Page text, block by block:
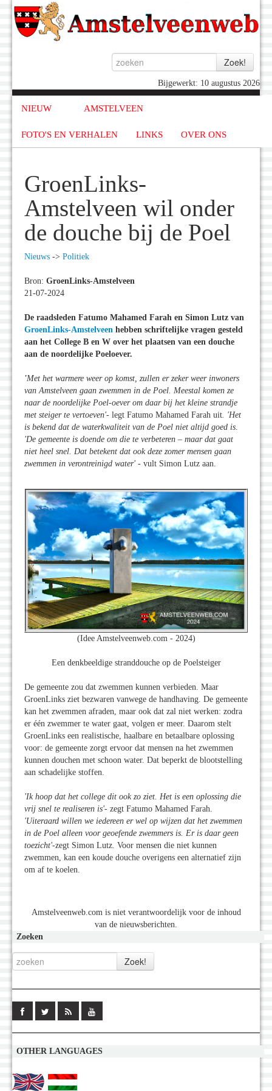
Bijgewerkt: 10 augustus 2026
NIEUW AMSTELVEEN
FOTO'S EN VERHALEN LINKS OVER ONS
GroenLinks-
Amstelveen wil onder
de douche bij de Poel
Nieuws -> Politiek
Bron: GroenLinks-Amstelveen
21-07-2024
De raadsleden Fatumo Mahamed Farah en Simon Lutz van
GroenLinks-Amstelveen hebben schriftelijke vragen gesteld
aan het College B en W over het plaatsen van een douche
aan de noordelijke Poeloever.
'Met het warmere weer op komst, zullen er zeker weer inwoners
van Amstelveen gaan zwemmen in de Poel. Meestal komen ze
naar de noordelijke Poel-oever om daar bij het kleine strandje
met steiger te vertoeven'- legt Fatumo Mahamed Farah uit. 'Het
is bekend dat de waterkwaliteit van de Poel niet altijd goed is.
'De gemeente is doende om die te verbeteren – maar dat gaat
niet heel snel. Dat betekent dat ook deze zomer mensen gaan
zwemmen in verontreinigd water' - vult Simon Lutz aan.
(Idee Amstelveenweb.com - 2024)
Een denkbeeldige stranddouche op de Poelsteiger
De gemeente zou dat zwemmen kunnen verbieden. Maar
GroenLinks ziet bezwaren vanwege de handhaving. De gemeente
kan het zwemmen afraden, maar ook dat zal niet werken: zodra
er één zwemmer te water gaat, volgen er meer. Daarom stelt
GroenLinks een realistische, haalbare en betaalbare oplossing
voor: de gemeente zorgt ervoor dat mensen na het zwemmen
kunnen douchen met schoon water. Dat beperkt de blootstelling
aan schadelijke stoffen.
'Ik hoop dat het college dit ook zo ziet. Het is een oplossing die
vrij snel te realiseren is'- zegt Fatumo Mahamed Farah.
'Uiteraard willen we iedereen er wel op wijzen dat het zwemmen
in de Poel alleen voor geoefende zwemmers is. Er is daar geen
toezicht'-zegt Simon Lutz. Voor mensen die niet kunnen
zwemmen, kan een koude douche overigens een alternatief zijn
om af te koelen.
Amstelveenweb.com is niet verantwoordelijk voor de inhoud
van de nieuwsberichten.
Zoeken
OTHER LANGUAGES